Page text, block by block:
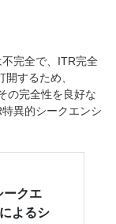
完全で、ITR完全
するため、
の完全性を良好な
異的シークエンシ
ークエ
よるシ